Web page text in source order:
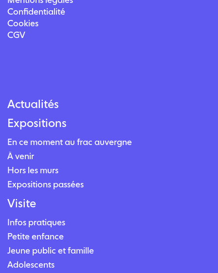
Confidentialité
Cookies
CGV
Actualités
Expositions
En ce moment au frac auvergne
À venir
Hors les murs
Expositions passées
Visite
Infos pratiques
Petite enfance
Jeune public et famille
Adolescents